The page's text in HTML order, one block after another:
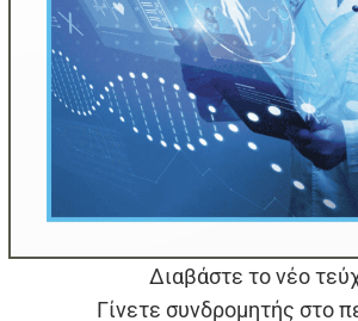
Διαβάστε το νέο
Γίνετε συνδρομητής στο